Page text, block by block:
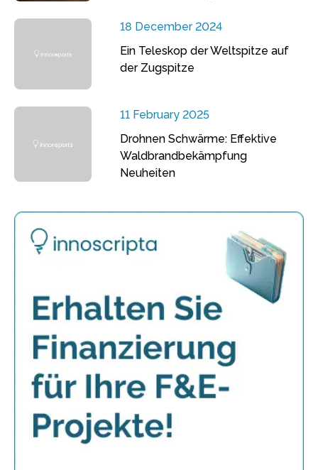
18 December 2024
Ein Teleskop der Weltspitze auf
der Zugspitze
11 February 2025
Drohnen Schwärme: Effektive
Waldbrandbekämpfung
Neuheiten